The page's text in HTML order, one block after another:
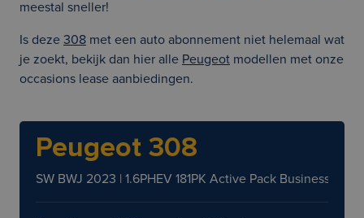
meestal sneller!
Is deze 308 met een auto abonnement niet helemaal wat
je zoekt, bekijk dan hier alle Peugeot modellen met onze
occasions lease aanbiedingen.
Peugeot 308
SW BWJ 2023 | 1.6PHEV 181PK Active Pack Business